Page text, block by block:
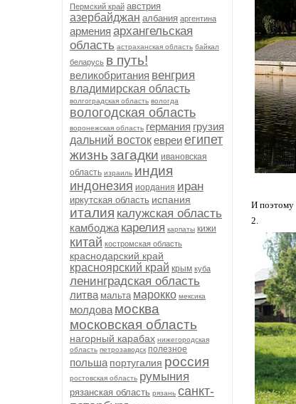
Пермский край австрия
азербайджан албания аргентина
армения архангельская
область астраханская область байкал
беларусь в путь!
великобритания венгрия
владимирская область
волгоградская область вологда
вологодская область
воронежская область германия грузия
дальний востокевреиегипет
жизньзагадки ивановская
область израиль индия
индонезия иордания иран
иркутская область испания
италия калужская область
камбоджа карелия карпаты кижи
китай костромская область
краснодарский край
красноярский край крым куба
ленинградская область
литва мальта марокко мексика
молдова москва
московская область
нагорный карабах нижегородская
область петрозаводск полезное
польша португалия россия
ростовская область румыния
рязанская область рязань санкт-
И поэтому
2.